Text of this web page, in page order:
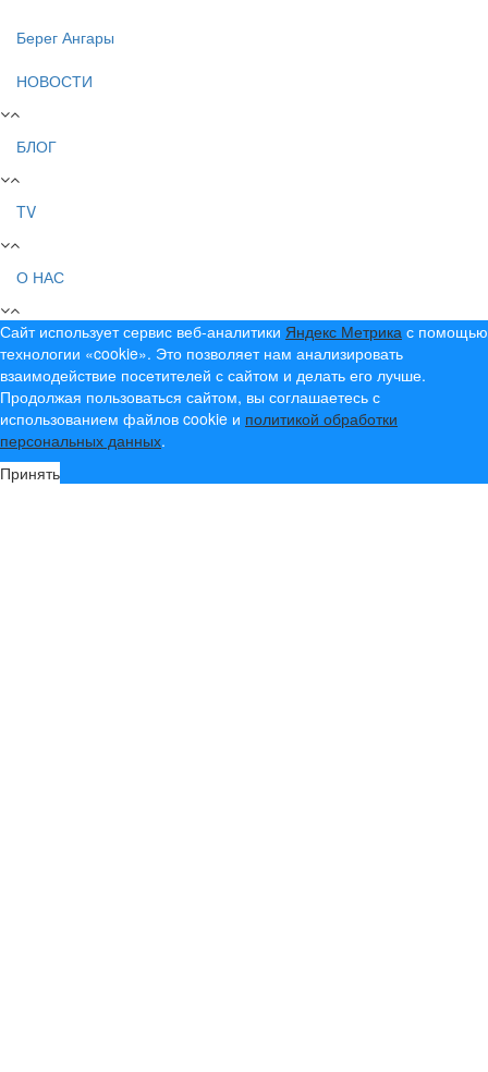
Берег Ангары
НОВОСТИ
БЛОГ
TV
О НАС
Сайт использует сервис веб-аналитики Яндекс Метрика с помощью
технологии «cookie». Это позволяет нам анализировать
взаимодействие посетителей с сайтом и делать его лучше.
Продолжая пользоваться сайтом, вы соглашаетесь с
использованием файлов cookie и политикой обработки
персональных данных.
Принять